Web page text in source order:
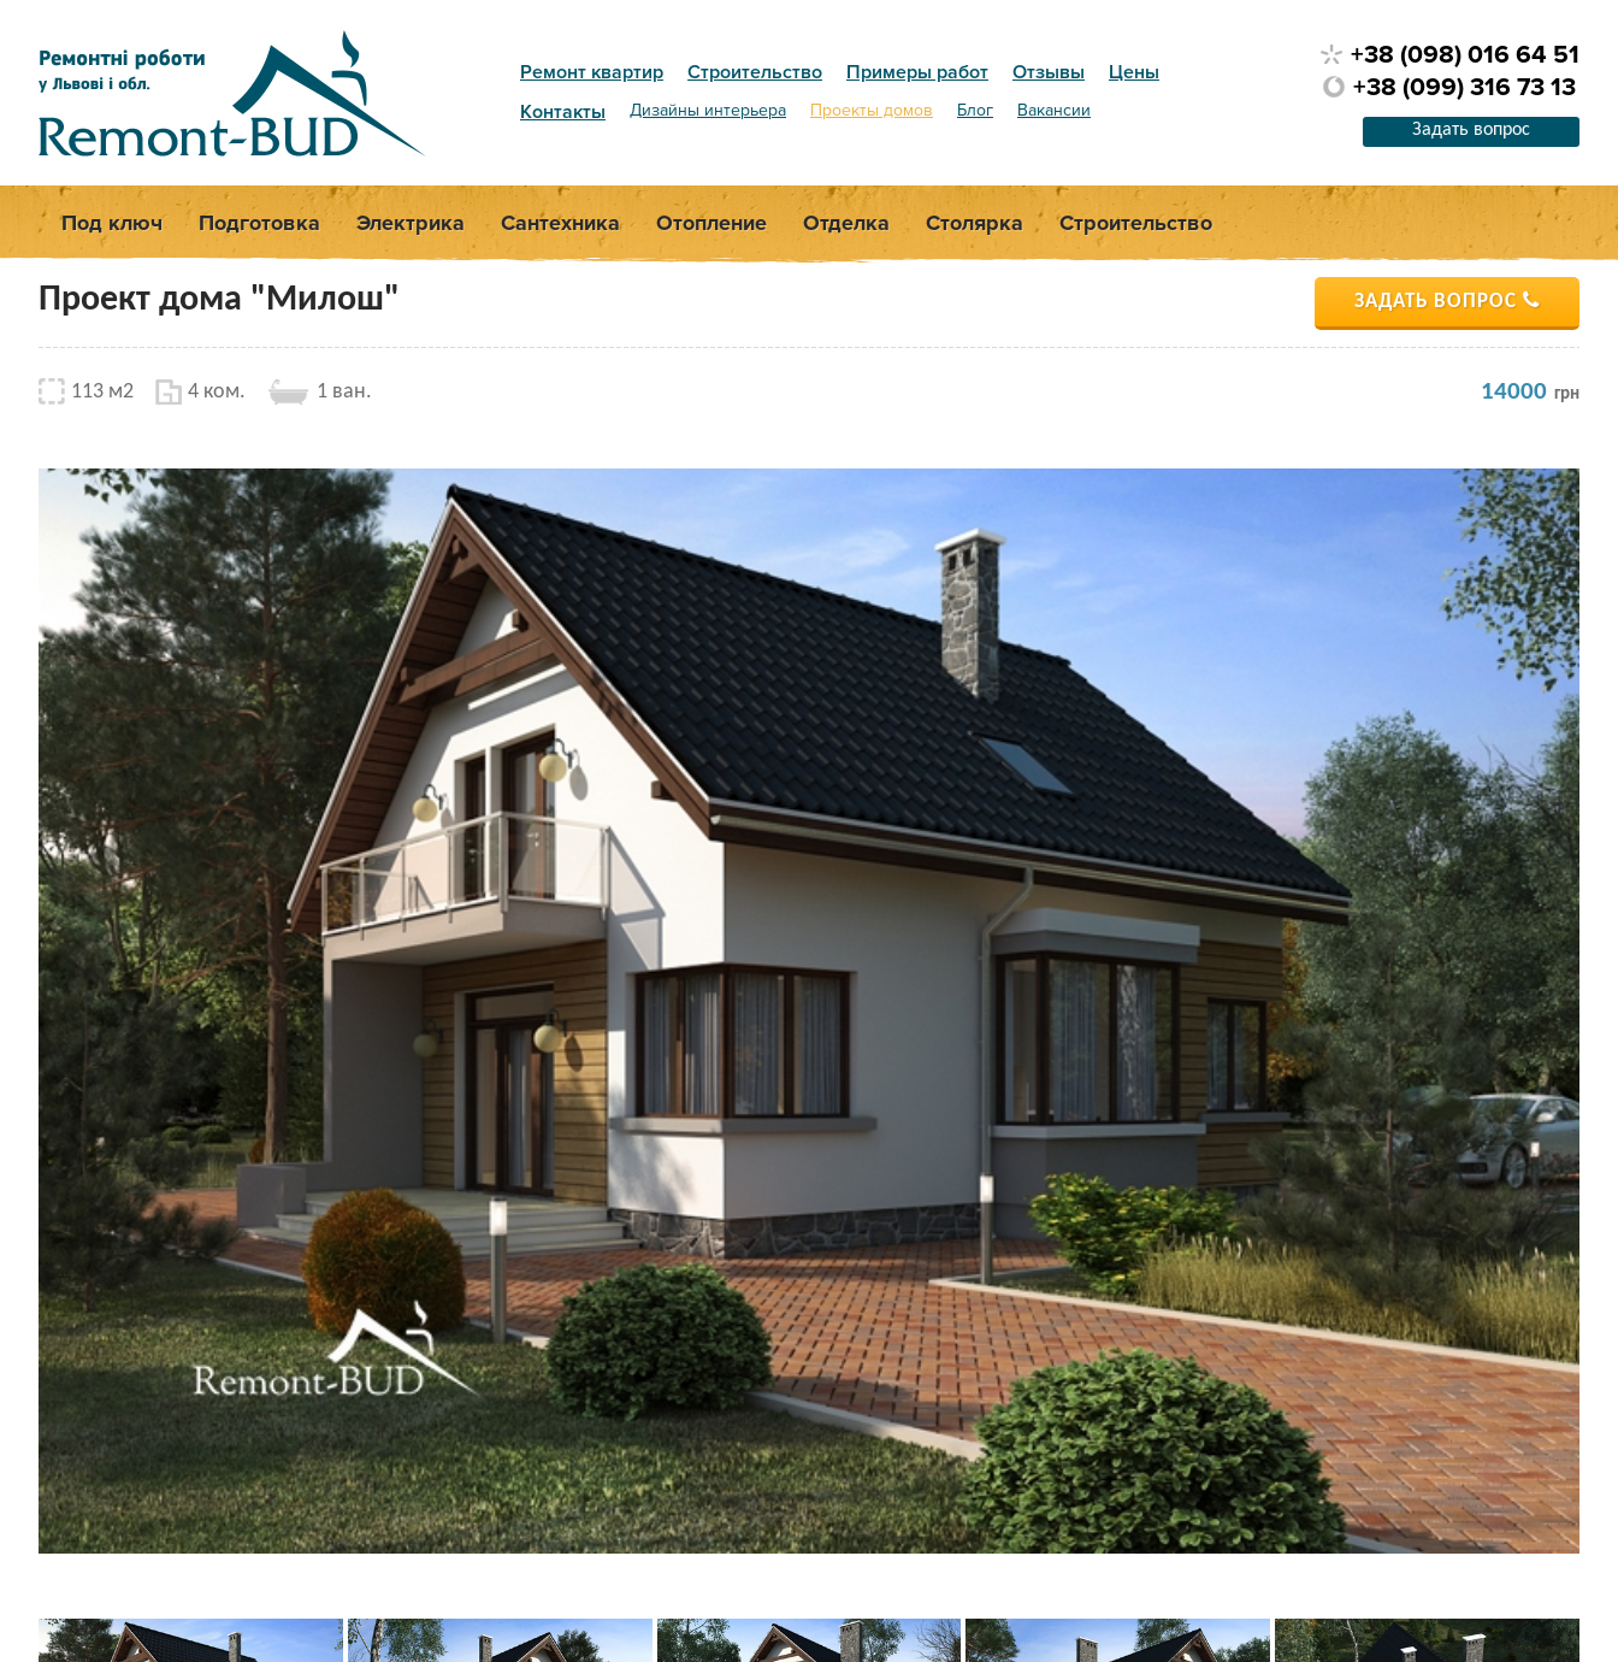
Ремонт квартир Строительство Примеры работ Отзывы
Цены
Контакты
Дизайны интерьера Проекты домов Блог Вакансии
+38 (098) 016 64 51
+38 (099) 316 73 13
Задать вопрос
Под ключ Подготовка Электрика Сантехника Отопление Отделка Столярка Строительство
Проект дома "Милош" ЗАДАТЬ ВОПРОС
113 м2 4 ком. 1 ван. 14000 грн